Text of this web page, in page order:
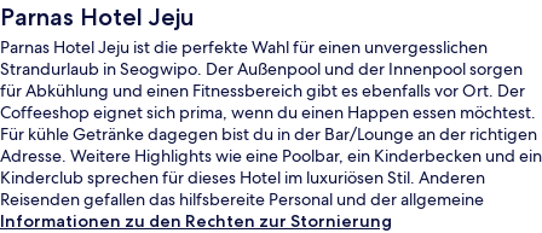
Parnas Hotel Jeju
Parnas Hotel Jeju ist die perfekte Wahl für einen unvergesslichen
Strandurlaub in Seogwipo. Der Außenpool und der Innenpool sorgen
für Abkühlung und einen Fitnessbereich gibt es ebenfalls vor Ort. Der
Coffeeshop eignet sich prima, wenn du einen Happen essen möchtest.
Für kühle Getränke dagegen bist du in der Bar/Lounge an der richtigen
Adresse. Weitere Highlights wie eine Poolbar, ein Kinderbecken und ein
Kinderclub sprechen für dieses Hotel im luxuriösen Stil. Anderen
Reisenden gefallen das hilfsbereite Personal und der allgemeine
Zustand.
Informationen zu den Rechten zur Stornierung